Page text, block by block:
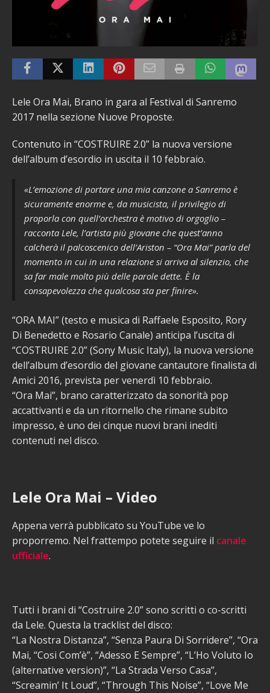
Lele Ora Mai, Brano in gara al Festival di Sanremo
2017 nella sezione Nuove Proposte.
Contenuto in “COSTRUIRE 2.0” la nuova versione
dell’album d’esordio in uscita il 10 febbraio.
«L’emozione di portare una mia canzone a Sanremo è
sicuramente enorme e, da musicista, il privilegio di
proporla con quell’orchestra è motivo di orgoglio –
racconta Lele, l’artista più giovane che quest’anno
calcherà il palcoscenico dell’Ariston – “Ora Mai” parla del
momento in cui in una relazione si arriva al silenzio, che
sa far male molto più delle parole dette. È la
consapevolezza che qualcosa sta per finire».
“ORA MAI” (testo e musica di Raffaele Esposito, Rory
Di Benedetto e Rosario Canale) anticipa l’uscita di
“COSTRUIRE 2.0” (Sony Music Italy), la nuova versione
dell’album d’esordio del giovane cantautore finalista di
Amici 2016, prevista per venerdì 10 febbraio.
“Ora Mai”, brano caratterizzato da sonorità pop
accattivanti e da un ritornello che rimane subito
impresso, è uno dei cinque nuovi brani inediti
contenuti nel disco.
Lele Ora Mai – Video
Appena verrà pubblicato su YouTube ve lo
proporremo. Nel frattempo potete seguire il canale
ufficiale.
Tutti i brani di “Costruire 2.0” sono scritti o co-scritti
da Lele. Questa la tracklist del disco:
“La Nostra Distanza”, “Senza Paura Di Sorridere”, “Ora
Mai, “Cosi Com’è”, “Adesso E Sempre”, “L’Ho Voluto Io
(alternative version)”, “La Strada Verso Casa”,
“Screamin’ It Loud”, “Through This Noise”, “Love Me